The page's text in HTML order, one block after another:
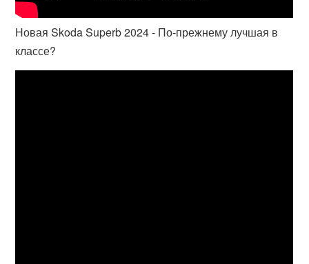
Новая Skoda Superb 2024 - По-прежнему лучшая в
классе?